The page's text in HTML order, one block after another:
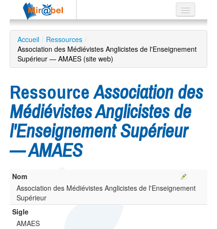
Le réseau
Soutien
Listes
Recherche
avancée
ES
Accueil / Ressources /
Association des Médiévistes Anglicistes de l'Enseignement
Supérieur — AMAES (site web)
RessourceAssociation des
Médiévistes Anglicistes de
l'Enseignement Supérieur
— AMAES
Nom
Association des Médiévistes Anglicistes de l'Enseignement
Supérieur
Sigle
AMAES